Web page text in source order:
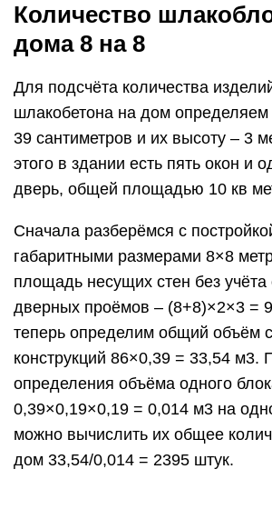
Количество
дома 8 на 8
Для подсчёта количества
шлакобетона на дом определяем
39 сантиметров и их высоту – 3
этого в здании есть пять окон и
дверь, общей площадью 10 кв
Сначала разберёмся с
габаритными размерами 8×8
площадь несущих стен без учёта
дверных проёмов – (8+8)×2×3 =
теперь определим общий объём
конструкций 86×0,39 = 33,54 м3.
определения объёма одного
0,39×0,19×0,19 = 0,014 м3 на
можно вычислить их общее
дом 33,54/0,014 = 2395 штук.